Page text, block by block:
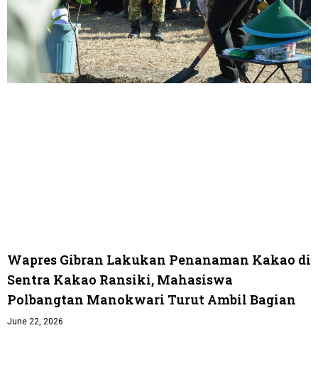
Wapres Gibran Lakukan Penanaman Kakao di
Sentra Kakao Ransiki, Mahasiswa
Polbangtan Manokwari Turut Ambil Bagian
June 22, 2026